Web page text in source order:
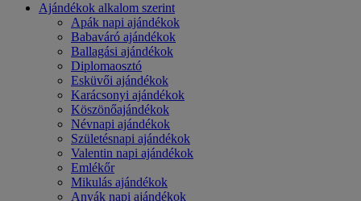
Ajándékok alkalom szerint
Apák napi ajándékok
Babaváró ajándékok
Ballagási ajándékok
Diplomaosztó
Esküvői ajándékok
Karácsonyi ajándékok
Köszönőajándékok
Névnapi ajándékok
Születésnapi ajándékok
Valentin napi ajándékok
Emlékőr
Mikulás ajándékok
Anyák napi ajándékok